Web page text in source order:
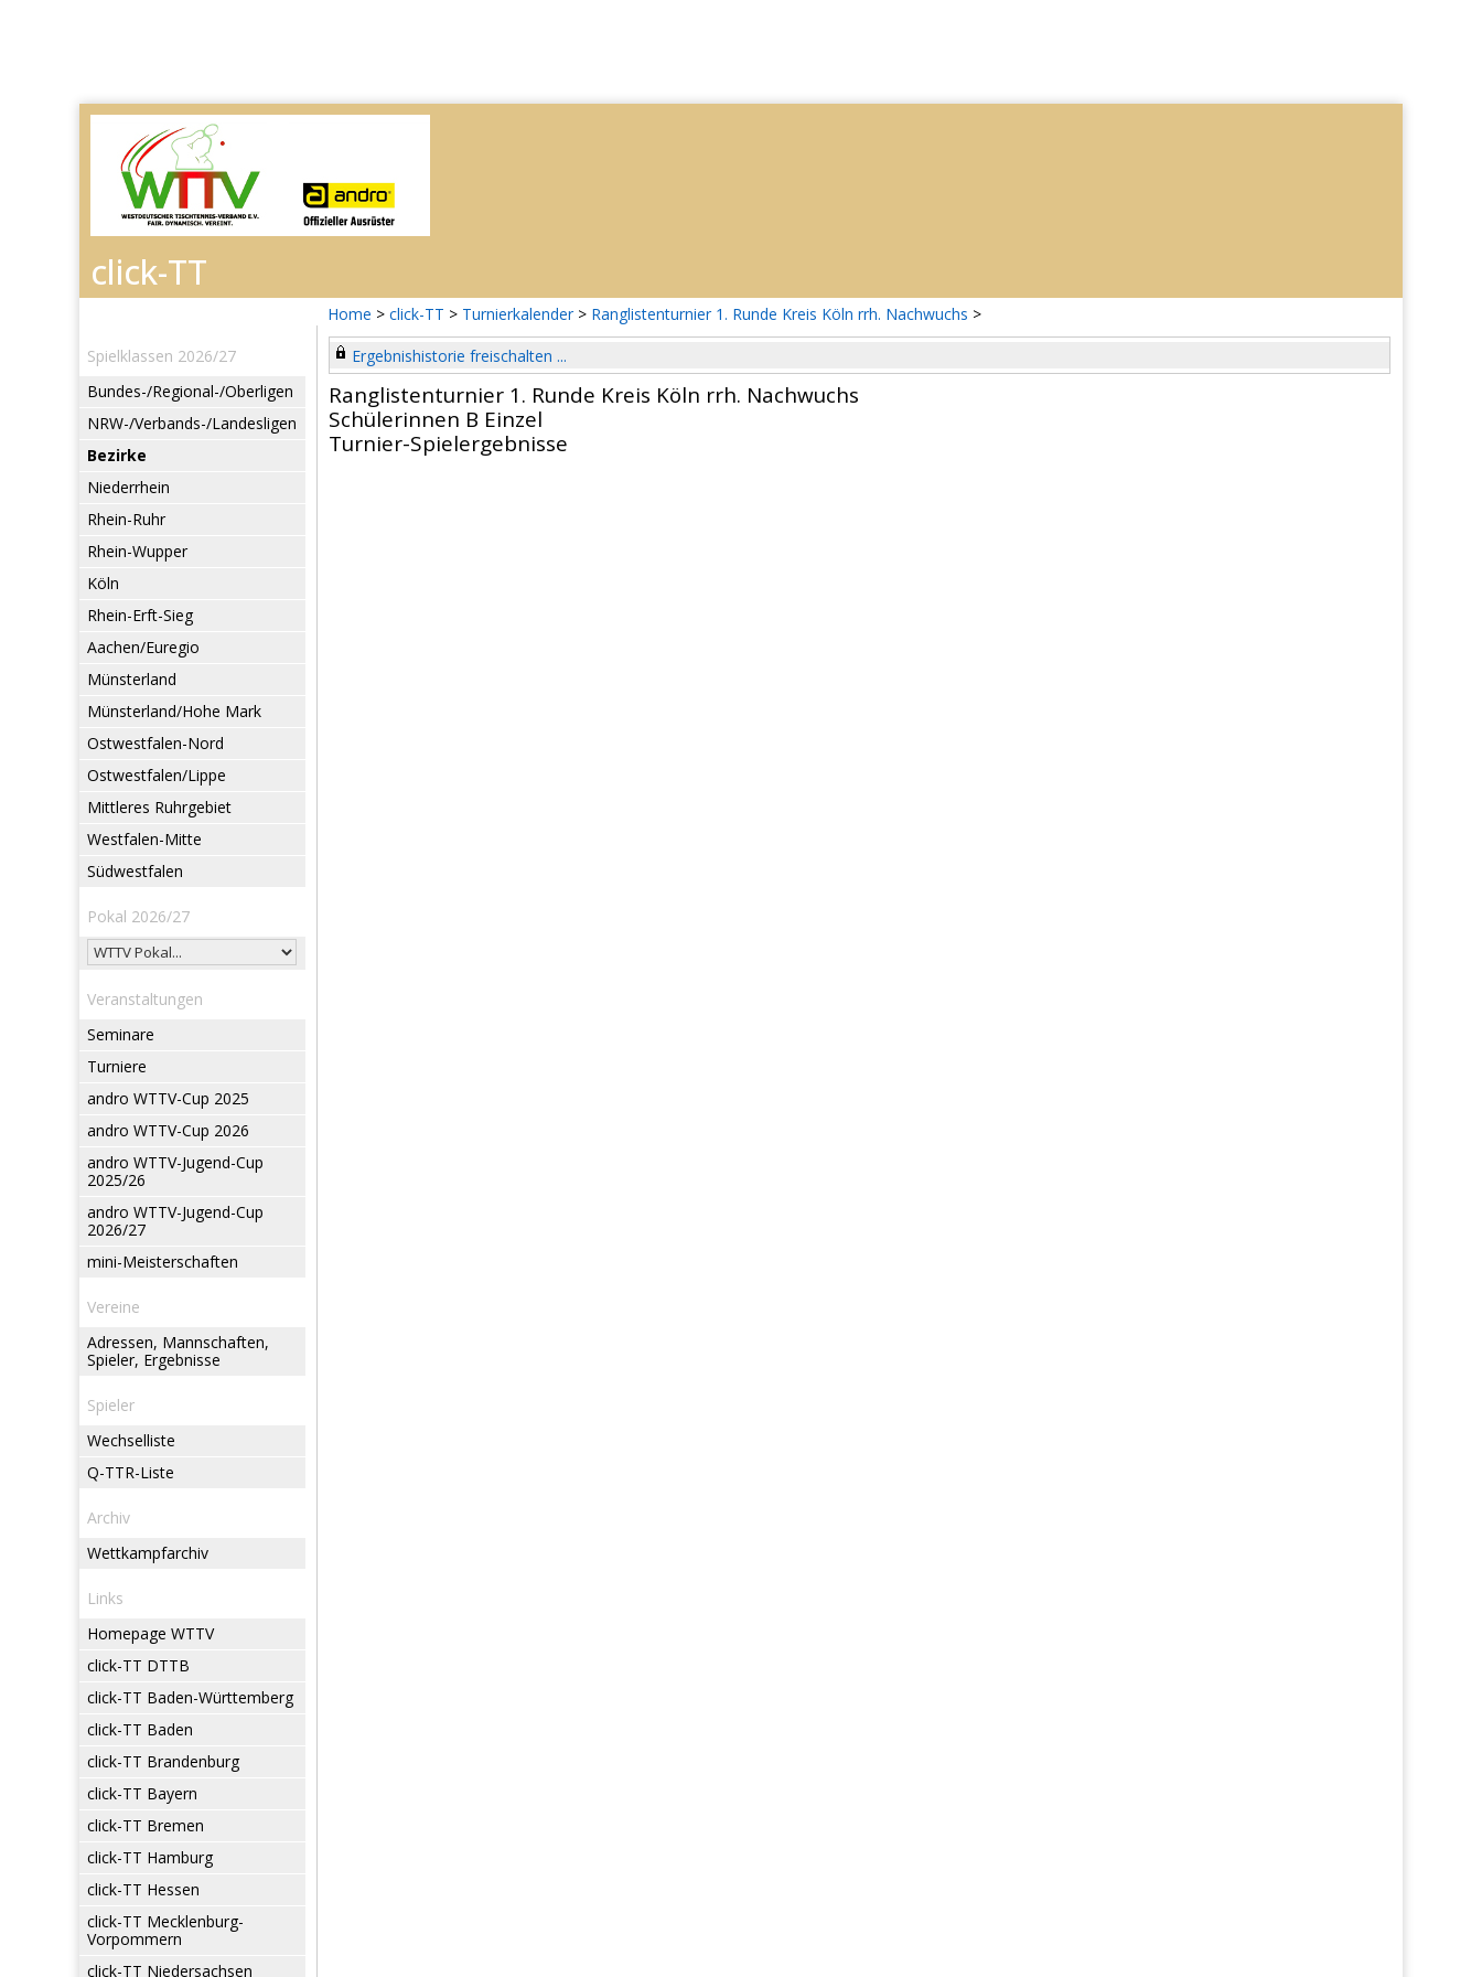
Home > click-TT > Turnierkalender > Ranglistenturnier 1. Runde Kreis Köln rrh. Nachwuchs >
Spielklassen 2026/27
Bundes-/Regional-/Oberligen
NRW-/Verbands-/Landesligen
Bezirke
Niederrhein
Rhein-Ruhr
Rhein-Wupper
Köln
Rhein-Erft-Sieg
Aachen/Euregio
Münsterland
Münsterland/Hohe Mark
Ostwestfalen-Nord
Ostwestfalen/Lippe
Mittleres Ruhrgebiet
Westfalen-Mitte
Südwestfalen
Pokal 2026/27
Veranstaltungen
Seminare
Turniere
andro WTTV-Cup 2025
andro WTTV-Cup 2026
andro WTTV-Jugend-Cup
2025/26
andro WTTV-Jugend-Cup
2026/27
mini-Meisterschaften
Vereine
Adressen, Mannschaften,
Spieler, Ergebnisse
Spieler
Wechselliste
Q-TTR-Liste
Archiv
Wettkampfarchiv
Links
Homepage WTTV
click-TT DTTB
click-TT Baden-Württemberg
click-TT Baden
click-TT Brandenburg
click-TT Bayern
click-TT Bremen
click-TT Hamburg
click-TT Hessen
click-TT Mecklenburg-
Vorpommern
click-TT Niedersachsen
Ergebnishistorie freischalten ...
Ranglistenturnier 1. Runde Kreis Köln rrh. Nachwuchs
Schülerinnen B Einzel
Turnier-Spielergebnisse